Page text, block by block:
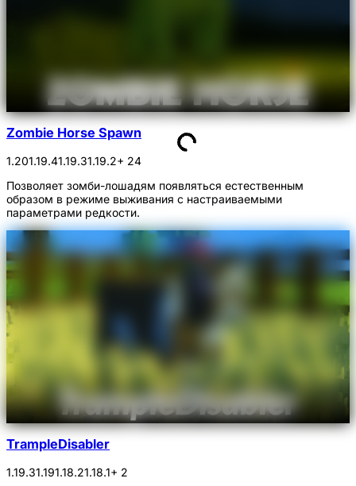
Zombie Horse Spawn
1.201.19.41.19.31.19.2+ 24
Позволяет зомби-лошадям появляться естественным
образом в режиме выживания с настраиваемыми
параметрами редкости.
TrampleDisabler
1.19.31.191.18.21.18.1+ 2